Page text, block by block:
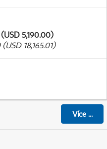
5,190.00)
18,165.01)
Více...